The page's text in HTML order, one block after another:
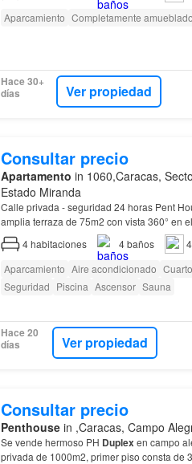
Aparcamiento Completamente amueblado
Hace 30+
días
Ver propiedad
Consultar precio
Apartamento in 1060,Caracas,
Estado Miranda
Calle privada - seguridad 24 horas Pent
amplia terraza de 75m2 con vista 360° en
4habitaciones 4baños
Aparcamiento Aire acondicionado
Seguridad Piscina Ascensor Sauna
Hace 20
días
Ver propiedad
Consultar precio
Penthousein ,Caracas, Campo
Se vende hermoso PH Duplexen campo
privada de 1000m2, primer piso consta de